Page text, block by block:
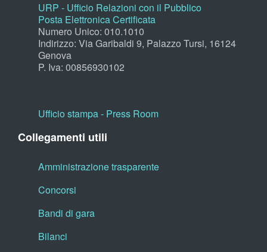
URP - Ufficio Relazioni con il Pubblico
Posta Elettronica Certificata
Numero Unico: 010.1010
Indirizzo: Via Garibaldi 9, Palazzo Tursi, 16124
Genova
P. Iva: 00856930102
Ufficio stampa - Press Room
Collegamenti utili
Amministrazione trasparente
Concorsi
Bandi di gara
Bilanci